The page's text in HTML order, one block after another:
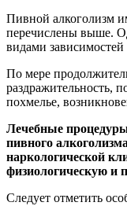
Пивной алкоголизм
перечислены выше.
видами
По мере
раздражительность,
похмелье,
Лечебные
пивного
наркологической
физиологическую и
Следует отметить